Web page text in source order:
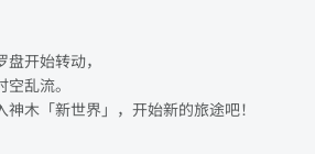
开始转动，
乱流。
木「新世界」，开始新的旅途吧！